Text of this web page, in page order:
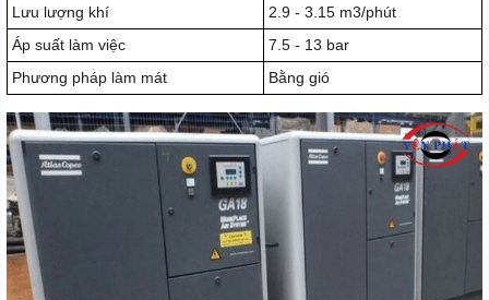
Lưu lượng khí
2.9 - 3.15 m3/phút
Áp suất làm việc
7.5 - 13 bar
Phương pháp làm mát
Bằng gió